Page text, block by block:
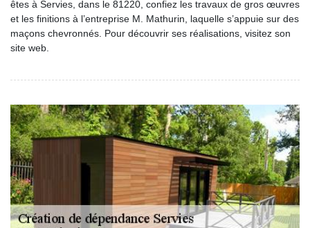
êtes à Servies, dans le 81220, confiez les travaux de gros œuvres
et les finitions à l’entreprise M. Mathurin, laquelle s’appuie sur des
maçons chevronnés. Pour découvrir ses réalisations, visitez son
site web.